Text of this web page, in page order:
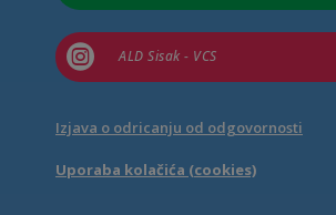
 ALD Sisak - VCS
Izjava o odricanju od odgovornosti
Uporaba kolačića (cookies)